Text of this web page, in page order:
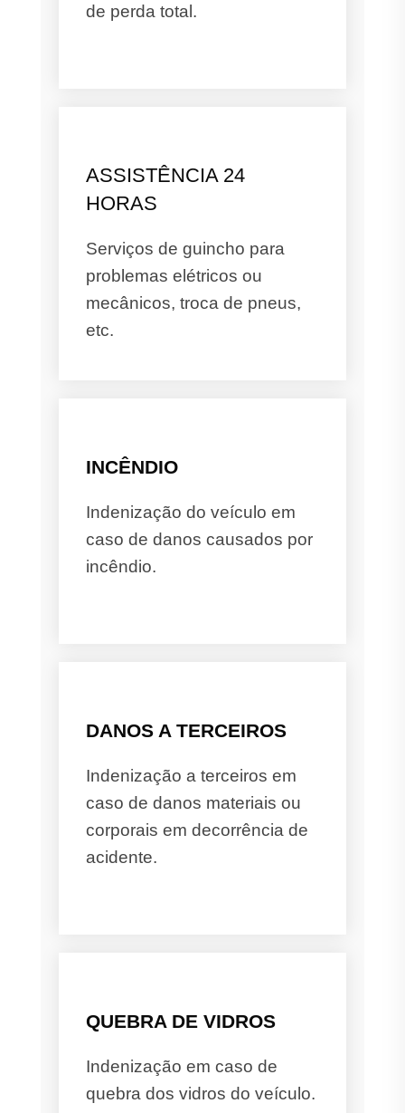
de perda total.
ASSISTÊNCIA 24
HORAS
Serviços de guincho para
problemas elétricos ou
mecânicos, troca de pneus,
etc.
INCÊNDIO
Indenização do veículo em
caso de danos causados por
incêndio.
DANOS A TERCEIROS
Indenização a terceiros em
caso de danos materiais ou
corporais em decorrência de
acidente.
QUEBRA DE VIDROS
Indenização em caso de
quebra dos vidros do veículo.